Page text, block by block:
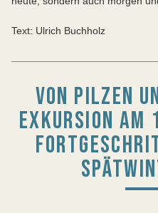
Text: Ulrich Buchholz
VON PILZEN
EXKURSION